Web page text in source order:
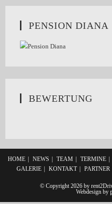
PENSION DIANA
BEWERTUNG
HOME NEWS TEAM TERMINE
GALERIE
KONTAKT PARTNER
© Copyright 2026 by
Webdesign by